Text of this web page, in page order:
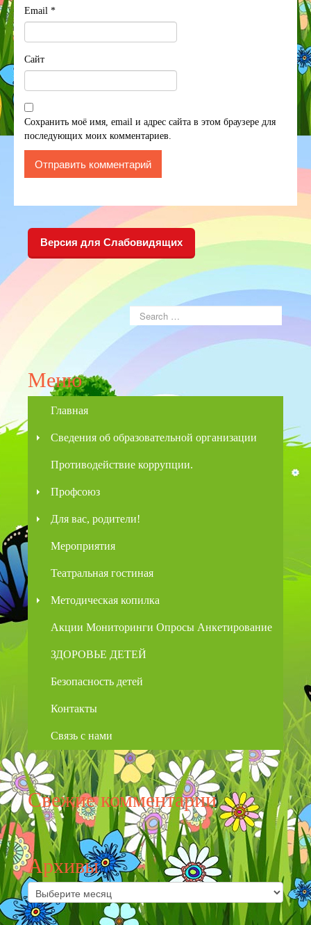
Email *
Сайт
Сохранить моё имя, email и адрес сайта в этом браузере для
последующих моих комментариев.
Версия для Слабовидящих
Меню
Главная
Сведения об образовательной организации
Противодействие коррупции.
Профсоюз
Для вас, родители!
Мероприятия
Театральная гостиная
Методическая копилка
Акции Мониторинги Опросы Анкетирование
ЗДОРОВЬЕ ДЕТЕЙ
Безопасность детей
Контакты
Связь с нами
Свежие комментарии
Архивы
Архивы